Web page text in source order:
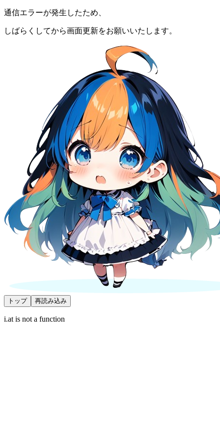
通信エラーが発生したため、
しばらくしてから画面更新をお願いいたします。
トップ 再読み込み
i.at is not a function